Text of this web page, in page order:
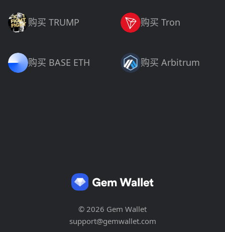
购买 TRUMP 购买 Tron
购买 BASE ETH 购买 Arbitrum
© 2026 Gem Wallet
support@gemwallet.com